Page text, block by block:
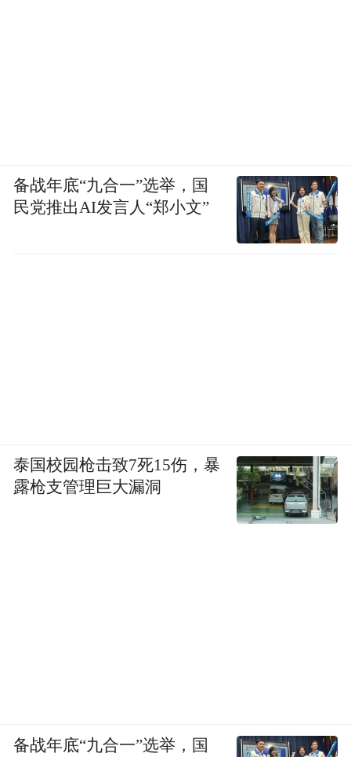
备战年底“九合一”选举，国
民党推出AI发言人“郑小文”
泰国校园枪击致7死15伤，暴
露枪支管理巨大漏洞
备战年底“九合一”选举，国